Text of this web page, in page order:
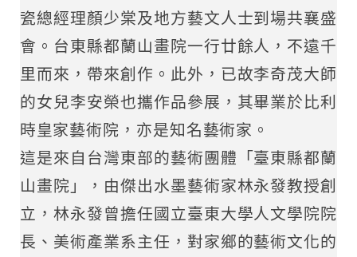
瓷總經理顏少棠及地方藝文人士到場共襄盛
會。台東縣都蘭山畫院一行廿餘人，不遠千
里而來，帶來創作。此外，已故李奇茂大師
的女兒李安榮也攜作品參展，其畢業於比利
時皇家藝術院，亦是知名藝術家。
這是來自台灣東部的藝術團體「臺東縣都蘭
山畫院」，由傑出水墨藝術家林永發教授創
立，林永發曾擔任國立臺東大學人文學院院
長、美術產業系主任，對家鄉的藝術文化的